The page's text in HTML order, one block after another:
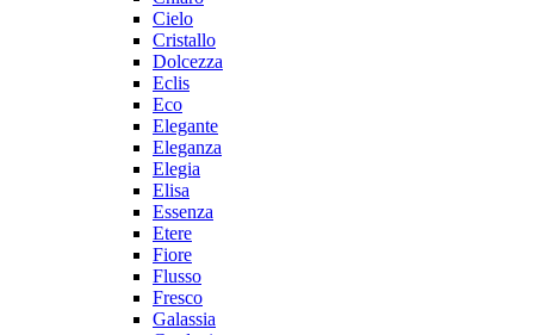
Cielo
Cristallo
Dolcezza
Eclis
Eco
Elegante
Eleganza
Elegia
Elisa
Essenza
Etere
Fiore
Flusso
Fresco
Galassia